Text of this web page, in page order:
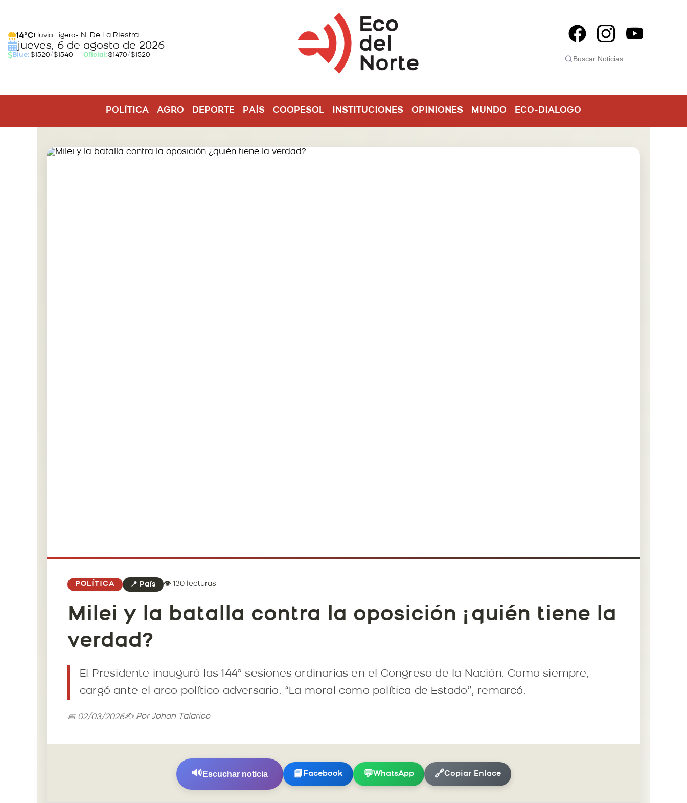
14°C Lluvia Ligera- N. De La Riestra
jueves, 6 de agosto de 2026
Blue: $1520/$1540 Oficial:$1470/$1520
POLÍTICA AGRO DEPORTE PAÍS COOPESOL INSTITUCIONES OPINIONES MUNDO ECO-DIALOGO
POLÍTICA 📍 País 👁️ 130 lecturas
Milei y la batalla contra la oposición ¿quién tiene la
verdad?
El Presidente inauguró las 144° sesiones ordinarias en el Congreso de la Nación. Como siempre,
cargó ante el arco político adversario. “La moral como política de Estado”, remarcó.
📅 02/03/2026✍️ Por Johan Talarico
🔊 Escuchar noticia 📘 Facebook 💬WhatsApp 🔗Copiar Enlace